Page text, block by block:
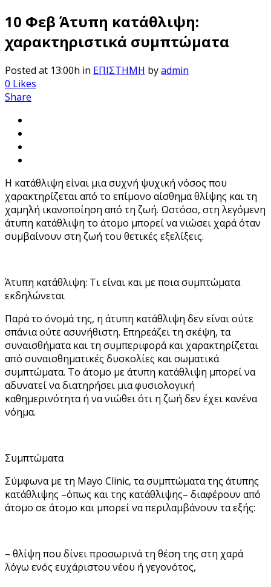
10 Φεβ Άτυπη κατάθλιψη:
χαρακτηριστικά συμπτώματα
Posted at 13:00h in ΕΠΙΣΤΗΜΗ byadmin
0 Likes
Share
Η κατάθλιψη είναι μια συχνή ψυχική νόσος που
χαρακτηρίζεται από το επίμονο αίσθημα θλίψης και τη
χαμηλή ικανοποίηση από τη ζωή. Ωστόσο, στη λεγόμενη
άτυπη κατάθλιψη το άτομο μπορεί να νιώσει χαρά όταν
συμβαίνουν στη ζωή του θετικές εξελίξεις.
Άτυπη κατάθλιψη: Τι είναι και με ποια συμπτώματα
εκδηλώνεται
Παρά το όνομά της, η άτυπη κατάθλιψη δεν είναι ούτε
σπάνια ούτε ασυνήθιστη. Επηρεάζει τη σκέψη, τα
συναισθήματα και τη συμπεριφορά και χαρακτηρίζεται
από συναισθηματικές δυσκολίες και σωματικά
συμπτώματα. Το άτομο με άτυπη κατάθλιψη μπορεί να
αδυνατεί να διατηρήσει μια φυσιολογική
καθημερινότητα ή να νιώθει ότι η ζωή δεν έχει κανένα
νόημα.
Συμπτώματα
Σύμφωνα με τη Mayo Clinic, τα συμπτώματα της άτυπης
κατάθλιψης –όπως και της κατάθλιψης– διαφέρουν από
άτομο σε άτομο και μπορεί να περιλαμβάνουν τα εξής:
– θλίψη που δίνει προσωρινά τη θέση της στη χαρά
λόγω ενός ευχάριστου νέου ή γεγονότος,